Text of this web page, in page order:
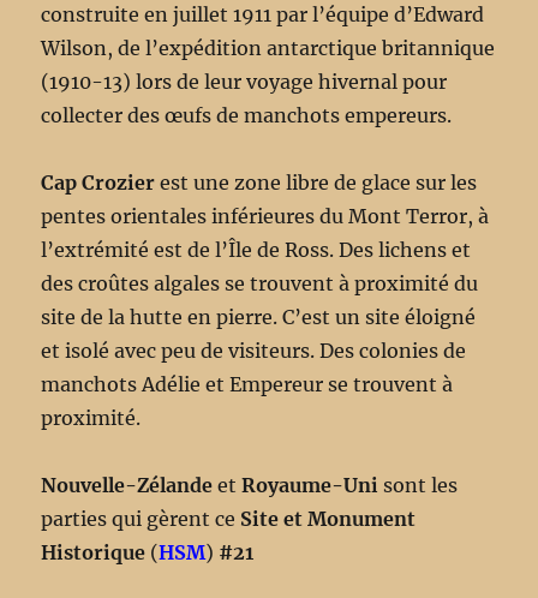
construite en juillet 1911 par l’équipe d’Edward
Wilson, de l’expédition antarctique britannique
(1910-13) lors de leur voyage hivernal pour
collecter des œufs de manchots empereurs.
Cap Crozier est une zone libre de glace sur les
pentes orientales inférieures du Mont Terror, à
l’extrémité est de l’Île de Ross. Des lichens et
des croûtes algales se trouvent à proximité du
site de la hutte en pierre. C’est un site éloigné
et isolé avec peu de visiteurs. Des colonies de
manchots Adélie et Empereur se trouvent à
proximité.
Nouvelle-Zélande etRoyaume-Uni sont les
parties qui gèrent ce Site et Monument
Historique (HSM) #21